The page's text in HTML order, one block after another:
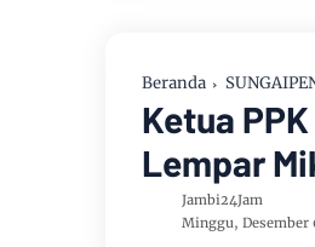
Beranda
Ketua
Lempar
Jambi24Jam
Minggu, Desember